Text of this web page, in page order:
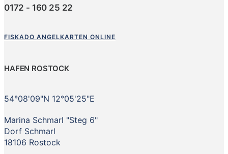
0172 - 160 25 22
FISKADO ANGELKARTEN ONLINE
HAFEN ROSTOCK
54°08'09"N 12°05'25"E
Marina Schmarl "Steg 6"
Dorf Schmarl
18106 Rostock